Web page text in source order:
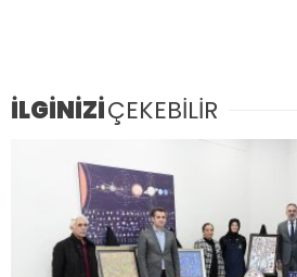
İLGİNİZİÇEKEBİLİR